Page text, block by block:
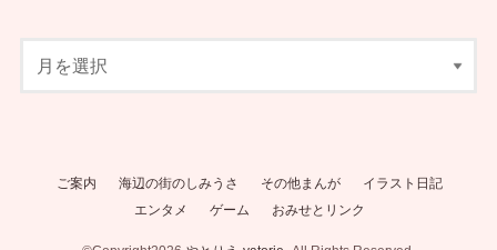
ご案内 海辺の街のしみうさ その他まんが
イラスト日記
エンタメ
ゲーム おみせとリンク